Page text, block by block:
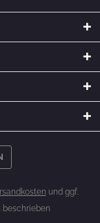
und ggf.
beschrieben